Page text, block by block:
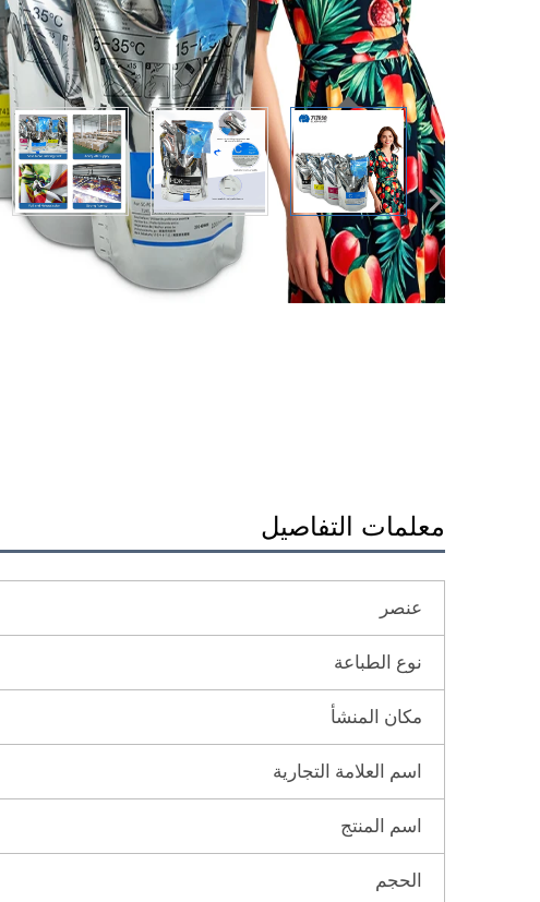
معلمات التفاصيل
عنصر
نوع الطباعة
مكان المنشأ
اسم العلامة التجارية
اسم المنتج
الحجم